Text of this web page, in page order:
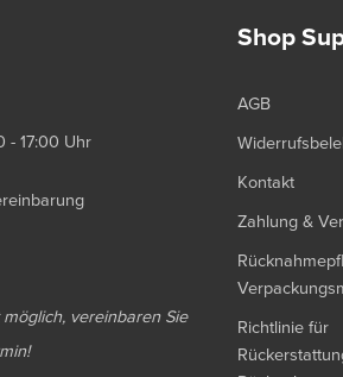
- 17:00 Uhr
vereinbaren Sie
Shop
AGB
Kontakt
Zahlung &
Richtlinie für